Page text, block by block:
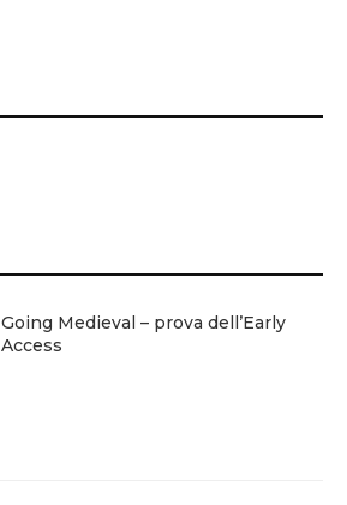
Going Medieval – prova dell’Early
Access